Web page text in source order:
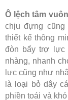
Ô lệch tâm
chịu đựng
thiết kế thông
đòn bẩy trợ lực
nhàng, nhanh
lực cũng như
là loại bỏ dây
phiền toái và